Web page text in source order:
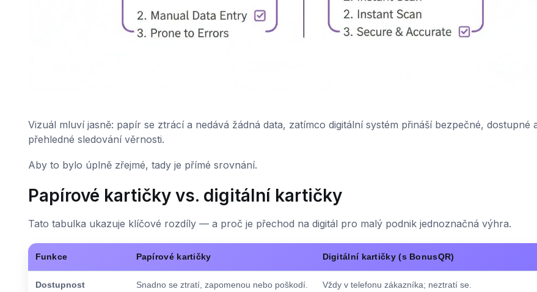
Vizuál mluví jasně: papír se ztrácí a nedává žádná data, zatímco digitální systém přináší bezpečné, dostupné
přehledné sledování věrnosti.
Aby to bylo úplně zřejmé, tady je přímé srovnání.
Papírové kartičky vs. digitální kartičky
Tato tabulka ukazuje klíčové rozdíly — a proč je přechod na digitál pro malý podnik jednoznačná výhra.
Funkce Papírové kartičky Digitální kartičky (s BonusQR)
Dostupnost Snadno se ztratí, zapomenou nebo poškodí. Vždy v telefonu zákazníka; neztratí se.